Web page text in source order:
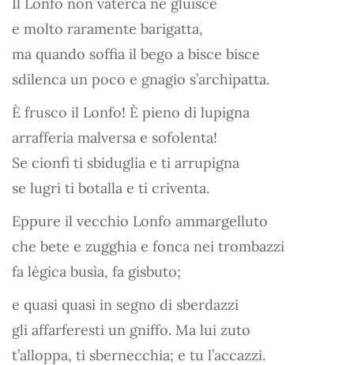
e molto raramente barigatta,
ma quando soffia il bego a bisce bisce
sdilenca un poco e gnagio s’archipatta.
È frusco il Lonfo! È pieno di lupigna
arrafferia malversa e sofolenta!
Se cionfi ti sbiduglia e ti arrupigna
se lugri ti botalla e ti criventa.
Eppure il vecchio Lonfo ammargelluto
che bete e zugghia e fonca nei trombazzi
fa lègica busìa, fa gisbuto;
e quasi quasi in segno di sberdazzi
gli affarferesti un gniffo. Ma lui zuto
t’alloppa, ti sbernecchia; e tu l’accazzi.